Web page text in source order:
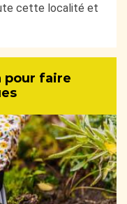
cette localité et
pour faire